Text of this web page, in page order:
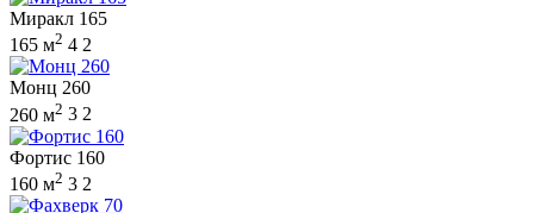
Миракл 165
165 м2 4 2
Монц 260
260 м2 3 2
Фортис 160
160 м2 3 2